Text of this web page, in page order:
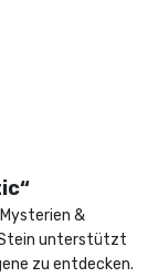
&
Stein unterstützt
zu entdecken.